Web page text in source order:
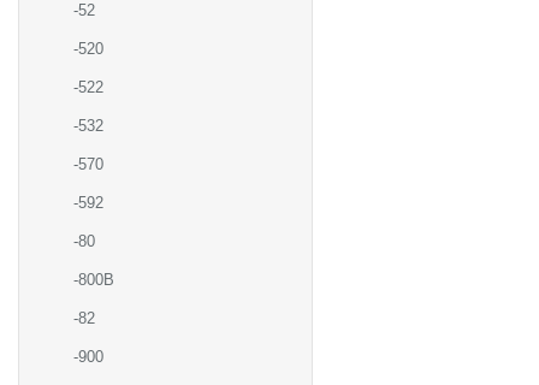
-52
-520
-522
-532
-570
-592
-80
-800В
-82
-900